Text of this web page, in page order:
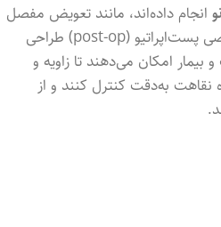
انجام داده‌اند، مانند تعویض مفصل
یا ترمیم رباط، زانوبندهای تخصصی پست‌اپراتیو (post-op) طراحی
بیمار امکان می‌دهند تا زاویه و
نقاهت به‌دقت کنترل کنند و از